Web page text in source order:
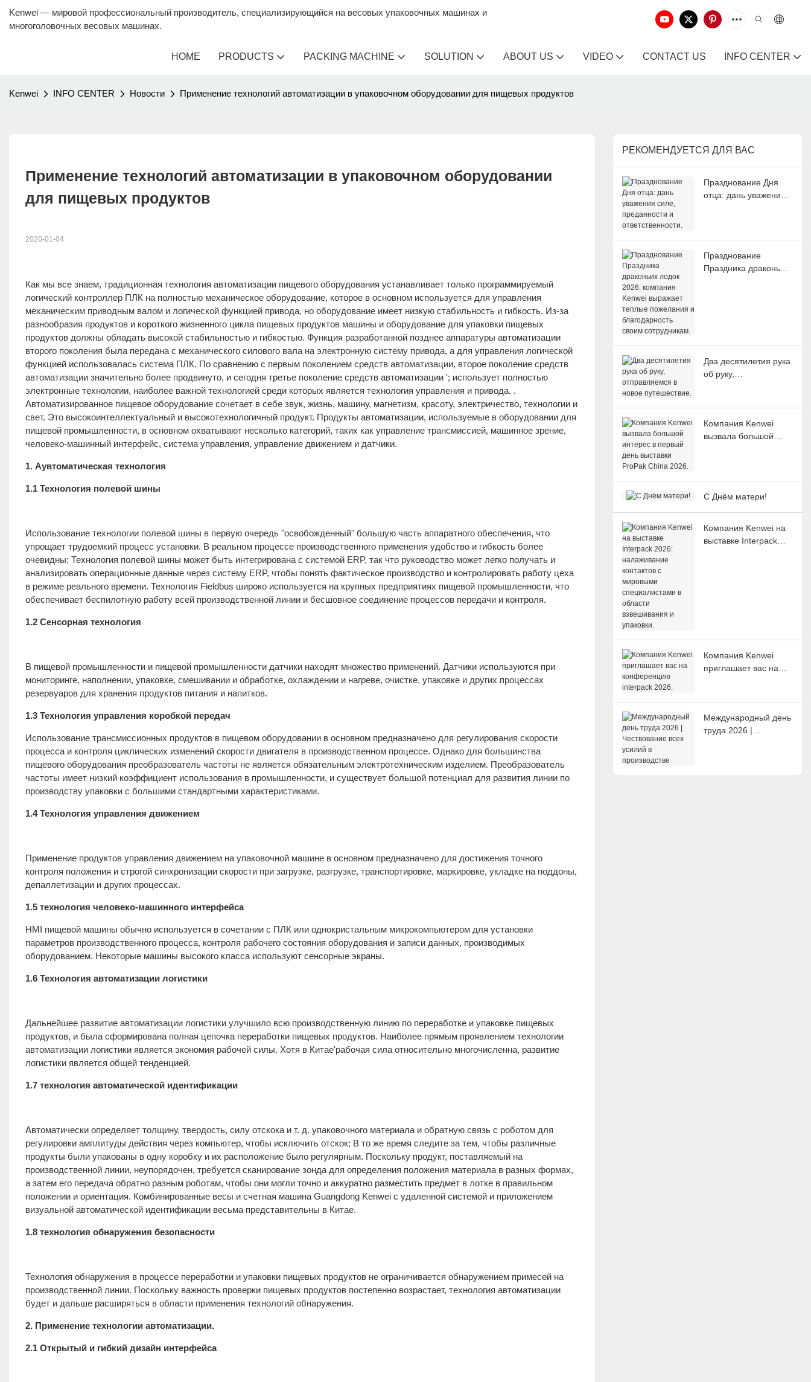
Kenwei — мировой профессиональный производитель, специализирующийся на весовых упаковочных машинах и
многоголовочных весовых машинах.
HOME PRODUCTS PACKING MACHINE SOLUTION ABOUT US VIDEO CONTACT US INFO CENTER
Kenwei INFO CENTER Новости Применение технологий автоматизации в упаковочном оборудовании для пищевых продуктов
Применение технологий автоматизации в упаковочном оборудовании
для пищевых продуктов
2020-01-04
Как мы все знаем, традиционная технология автоматизации пищевого оборудования устанавливает только программируемый
логический контроллер ПЛК на полностью механическое оборудование, которое в основном используется для управления
механическим приводным валом и логической функцией привода, но оборудование имеет низкую стабильность и гибкость. Из-за
разнообразия продуктов и короткого жизненного цикла пищевых продуктов машины и оборудование для упаковки пищевых
продуктов должны обладать высокой стабильностью и гибкостью. Функция разработанной позднее аппаратуры автоматизации
второго поколения была передана с механического силового вала на электронную систему привода, а для управления логической
функцией использовалась система ПЛК. По сравнению с первым поколением средств автоматизации, второе поколение средств
автоматизации значительно более продвинуто, и сегодня третье поколение средств автоматизации '; использует полностью
электронные технологии, наиболее важной технологией среди которых является технология управления и привода. .
Автоматизированное пищевое оборудование сочетает в себе звук, жизнь, машину, магнетизм, красоту, электричество, технологии и
свет. Это высокоинтеллектуальный и высокотехнологичный продукт. Продукты автоматизации, используемые в оборудовании для
пищевой промышленности, в основном охватывают несколько категорий, таких как управление трансмиссией, машинное зрение,
человеко-машинный интерфейс, система управления, управление движением и датчики.
1. Аувтоматическая технология
1.1 Технология полевой шины
Использование технологии полевой шины в первую очередь "освобожденный" большую часть аппаратного обеспечения, что
упрощает трудоемкий процесс установки. В реальном процессе производственного применения удобство и гибкость более
очевидны; Технология полевой шины может быть интегрирована с системой ERP, так что руководство может легко получать и
анализировать операционные данные через систему ERP, чтобы понять фактическое производство и контролировать работу цеха
в режиме реального времени. Технология Fieldbus широко используется на крупных предприятиях пищевой промышленности, что
обеспечивает беспилотную работу всей производственной линии и бесшовное соединение процессов передачи и контроля.
1.2 Сенсорная технология
В пищевой промышленности и пищевой промышленности датчики находят множество применений. Датчики используются при
мониторинге, наполнении, упаковке, смешивании и обработке, охлаждении и нагреве, очистке, упаковке и других процессах
резервуаров для хранения продуктов питания и напитков.
1.3 Технология управления коробкой передач
Использование трансмиссионных продуктов в пищевом оборудовании в основном предназначено для регулирования скорости
процесса и контроля циклических изменений скорости двигателя в производственном процессе. Однако для большинства
пищевого оборудования преобразователь частоты не является обязательным электротехническим изделием. Преобразователь
частоты имеет низкий коэффициент использования в промышленности, и существует большой потенциал для развития линии по
производству упаковки с большими стандартными характеристиками.
1.4 Технология управления движением
Применение продуктов управления движением на упаковочной машине в основном предназначено для достижения точного
контроля положения и строгой синхронизации скорости при загрузке, разгрузке, транспортировке, маркировке, укладке на поддоны,
депаллетизации и других процессах.
1.5 технология человеко-машинного интерфейса
HMI пищевой машины обычно используется в сочетании с ПЛК или однокристальным микрокомпьютером для установки
параметров производственного процесса, контроля рабочего состояния оборудования и записи данных, производимых
оборудованием. Некоторые машины высокого класса используют сенсорные экраны.
1.6 Технология автоматизации логистики
Дальнейшее развитие автоматизации логистики улучшило всю производственную линию по переработке и упаковке пищевых
продуктов, и была сформирована полная цепочка переработки пищевых продуктов. Наиболее прямым проявлением технологии
автоматизации логистики является экономия рабочей силы. Хотя в Китае'рабочая сила относительно многочисленна, развитие
логистики является общей тенденцией.
1.7 технология автоматической идентификации
Автоматически определяет толщину, твердость, силу отскока и т. д. упаковочного материала и обратную связь с роботом для
регулировки амплитуды действия через компьютер, чтобы исключить отскок; В то же время следите за тем, чтобы различные
продукты были упакованы в одну коробку и их расположение было регулярным. Поскольку продукт, поставляемый на
производственной линии, неупорядочен, требуется сканирование зонда для определения положения материала в разных формах,
а затем его передача обратно разным роботам, чтобы они могли точно и аккуратно разместить предмет в лотке в правильном
положении и ориентация. Комбинированные весы и счетная машина Guangdong Kenwei с удаленной системой и приложением
визуальной автоматической идентификации весьма представительны в Китае.
1.8 технология обнаружения безопасности
Технология обнаружения в процессе переработки и упаковки пищевых продуктов не ограничивается обнаружением примесей на
производственной линии. Поскольку важность проверки пищевых продуктов постепенно возрастает, технология автоматизации
будет и дальше расширяться в области применения технологий обнаружения.
2. Применение технологии автоматизации.
2.1 Открытый и гибкий дизайн интерфейса
РЕКОМЕНДУЕТСЯ ДЛЯ ВАС
Празднование Дня
отца: дань уважения
Празднование
Праздника драконьих
Два десятилетия рука
об руку,
Компания Kenwei
вызвала большой
С Днём матери!
Компания Kenwei на
выставке Interpack
Компания Kenwei
приглашает вас на
Международный день
труда 2026 |